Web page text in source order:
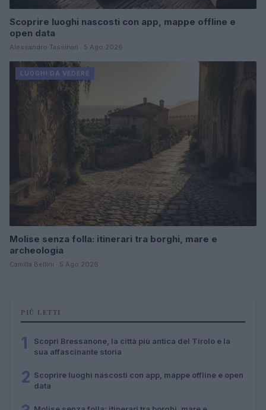
Scoprire luoghi nascosti con app, mappe offline e
open data
Alessandro Tassinari · 5 Ago 2026
LUOGHI DA VEDERE
Molise senza folla: itinerari tra borghi, mare e
archeologia
Camilla Bellini · 5 Ago 2026
PIÙ LETTI
1
Scopri Bressanone, la città più antica del Tirolo e la
sua affascinante storia
2 Scoprire luoghi nascosti con app, mappe offline e open
data